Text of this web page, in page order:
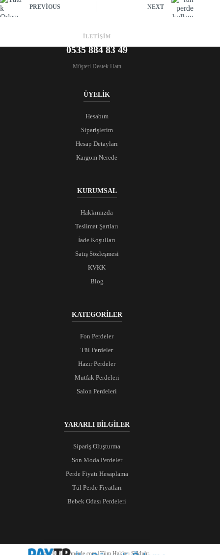
PREVIOUS NEXT
İLETİŞİM
0535 884 83 49
Müşteri Destek Hattı
ÜYELİK
Hesabım
Siparişlerim
Hesap Detayları
Kargom Nerede
KURUMSAL
Hakkımızda
Teslimat Şartları
İade Koşulları
Satış Sözleşmesi
KVKK
Blog
KATEGORİLER
Fon Perdeler
Tül Perdeler
Hazır Perdeler
Mutfak Perdeleri
Salon Perdeleri
YARARLI BİLGİLER
Sipariş Oluşturma
Son Moda Perdeler
Perde Fiyatı Hesaplama
Tül Perde Fiyatları
Bebek Odası Perdeleri
© 2026 Ranperde.com | Tüm Hakları Saklıdır.